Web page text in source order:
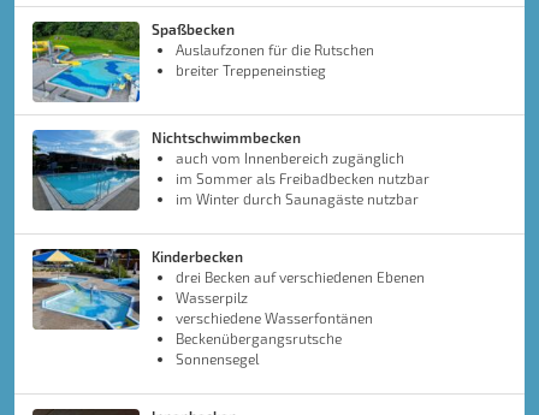
Spaßbecken
Auslaufzonen für die Rutschen
breiter Treppeneinstieg
Nichtschwimmbecken
auch vom Innenbereich zugänglich
im Sommer als Freibadbecken nutzbar
im Winter durch Saunagäste nutzbar
Kinderbecken
drei Becken auf verschiedenen Ebenen
Wasserpilz
verschiedene Wasserfontänen
Beckenübergangsrutsche
Sonnensegel